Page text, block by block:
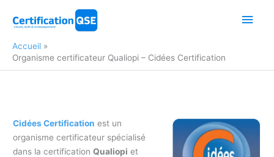
Accueil
Organisme certificateur Qualiopi – Cidées Certification
Cidées Certification est un
organisme certificateur spécialisé
dans la certificationQualiopi et